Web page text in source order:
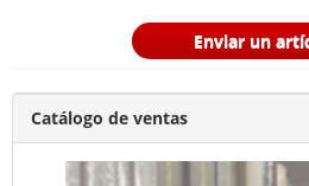
Enviar un
Catálogo de ventas